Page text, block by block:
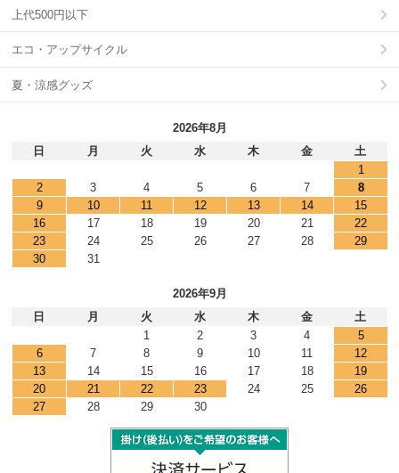
上代500円以下
エコ・アップサイクル
夏・涼感グッズ
2026年8月
日
月 火 水 木 金
土
1
2
3 4 5 6 7
8
9
10 11 12 13 14
15
16
17 18 19 20 21
22
23
24 25 26 27 28
29
30
31
2026年9月
日
月 火 水 木 金
土
1
2 3 4
5
6
7 8 9 10 11
12
13
14 15 16 17 18
19
20
21 22 23 24 25
26
27
28 29 30